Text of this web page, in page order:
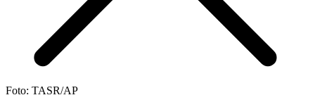
Foto: TASR/AP